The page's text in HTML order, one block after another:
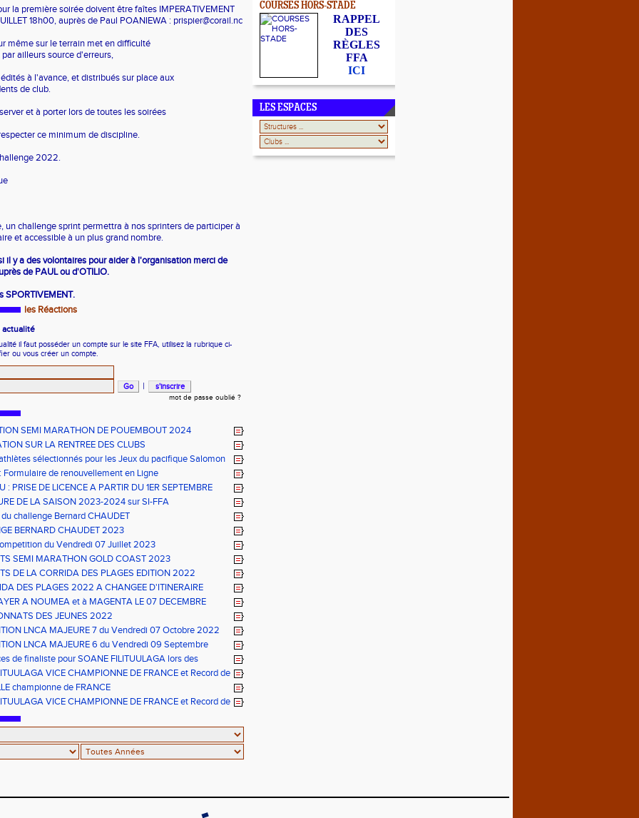
la première soirée doivent être faîtes IMPERATIVEMENT
18h00, auprès de Paul POANIEWA : prispier@corail.nc
même sur le terrain met en difficulté
ailleurs source d'erreurs,
à l'avance, et distribués sur place aux
de club.
et à porter lors de toutes les soirées
ce minimum de discipline.
2022.
un challenge sprint permettra à nos sprinters de participer à
et accessible à un plus grand nombre.
il y a des volontaires pour aider à l'organisation merci de
de PAUL ou d'OTILIO.
SPORTIVEMENT.
les Réactions
actualité
il faut posséder un compte sur le site FFA, utilisez la rubrique ci-
ou vous créer un compte.
|
mot de passe oublié ?
SEMI MARATHON DE POUEMBOUT 2024
SUR LA RENTREE DES CLUBS
sélectionnés pour les Jeux du pacifique Salomon
Formulaire de renouvellement en Ligne
: PRISE DE LICENCE A PARTIR DU 1ER SEPTEMBRE
DE LA SAISON 2023-2024 sur SI-FFA
du challenge Bernard CHAUDET
BERNARD CHAUDET 2023
du Vendredi 07 Juillet 2023
SEMI MARATHON GOLD COAST 2023
DE LA CORRIDA DES PLAGES EDITION 2022
DES PLAGES 2022 A CHANGEE D'ITINERAIRE
A NOUMEA et à MAGENTA LE 07 DECEMBRE
DES JEUNES 2022
LNCA MAJEURE 7 du Vendredi 07 Octobre 2022
LNCA MAJEURE 6 du Vendredi 09 Septembre
de finaliste pour SOANE FILITUULAGA lors des
de France CADETS de MULHOUSE
VICE CHAMPIONNE DE FRANCE et Record de
JUNIORS
championne de FRANCE
VICE CHAMPIONNE DE FRANCE et Record de
COURSES HORS-STADE
RAPPEL
DES
RÈGLES
FFA
ICI
LES ESPACES